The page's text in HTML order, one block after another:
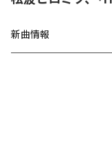
新曲情報